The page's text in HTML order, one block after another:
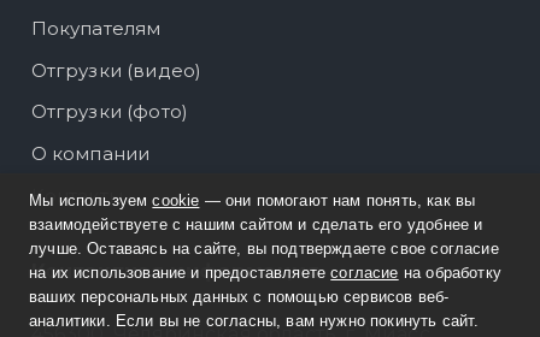
Покупателям
Отгрузки (видео)
Отгрузки (фото)
О компании
Контакты
Контактная информация
Мы используемcookie — они помогают нам понять, как вы
взаимодействуете с нашим сайтом и сделать его удобнее и
лучше. Оставаясь на сайте, вы подтверждаете свое согласие
на их использование и предоставляетесогласие на обработку
ваших персональных данных с помощью сервисов веб-
аналитики. Если вы не согласны, вам нужно покинуть сайт.